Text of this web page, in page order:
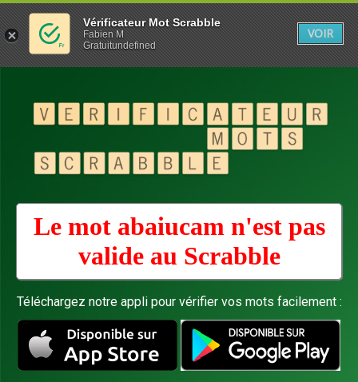
Le mot abaiucam n'est pas
valide au Scrabble
Téléchargez notre appli pour vérifier vos mots facilement :
Vérificateur Mot Scrabble
Fabien M
Gratuitundefined
VOIR